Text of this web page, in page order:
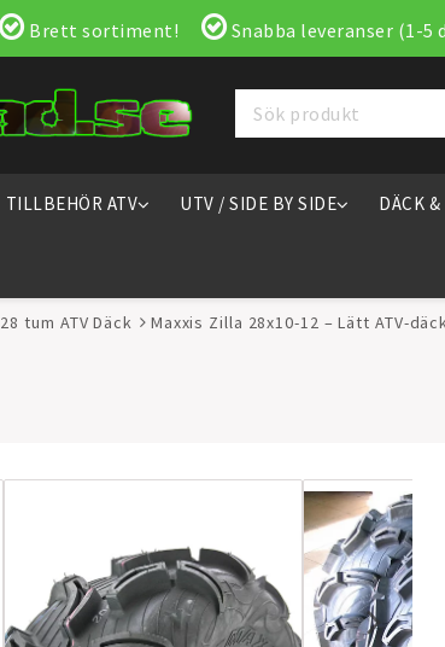
Brett sortiment! Snabba leveranser (1-5
TILLBEHÖR ATV UTV / SIDE BY SIDE DÄCK &
28 tum ATV Däck Maxxis Zilla 28x10-12 – Lätt ATV-